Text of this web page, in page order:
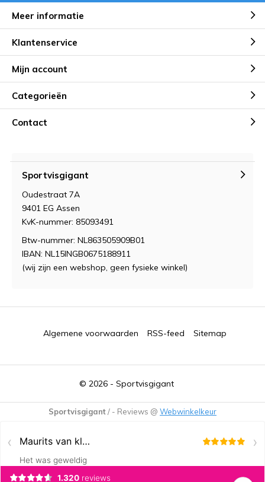
Meer informatie
Klantenservice
Mijn account
Categorieën
Contact
Sportvisgigant
Oudestraat 7A
9401 EG Assen
KvK-nummer: 85093491
Btw-nummer: NL863505909B01
IBAN: NL15INGB0675188911
(wij zijn een webshop, geen fysieke winkel)
© 2026 - Sportvisgigant
Algemene voorwaarden RSS-feed Sitemap
Sportvisgigant/ - Reviews @ Webwinkelkeur